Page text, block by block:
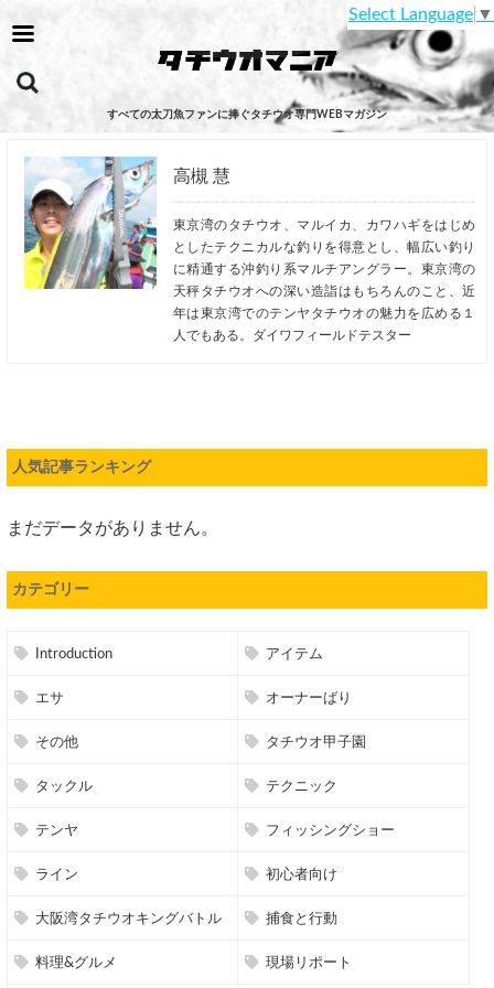
すべての太刀魚ファンに捧ぐタチウオ専門WEBマガジン
Select Language ▼
高槻 慧
東京湾のタチウオ、マルイカ、カワハギをはじめ
としたテクニカルな釣りを得意とし、幅広い釣り
に精通する沖釣り系マルチアングラー。東京湾の
天秤タチウオへの深い造詣はもちろんのこと、近
年は東京湾でのテンヤタチウオの魅力を広める１
人でもある。ダイワフィールドテスター
人気記事ランキング
まだデータがありません。
カテゴリー
Introduction アイテム
エサ オーナーばり
その他 タチウオ甲子園
タックル テクニック
テンヤ フィッシングショー
ライン 初心者向け
大阪湾タチウオキングバトル 捕食と行動
料理&グルメ 現場リポート